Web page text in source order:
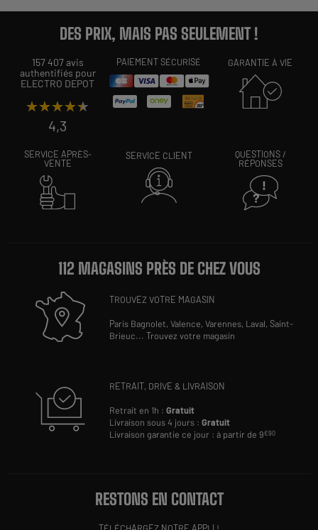
DES PRIX, MAIS PAS SEULEMENT !
157 407 avis
authentifiés pour
ELECTRO DEPOT
★★★★★
★★★★★
4,3
PAIEMENT SÉCURISÉ GARANTIE À VIE
SERVICE APRÈS-
VENTE
SERVICE CLIENT
QUESTIONS /
RÉPONSES
112 MAGASINS PRÈS DE CHEZ VOUS
TROUVEZ VOTRE MAGASIN
Paris Bagnolet,Valence,Varennes, Laval,Saint-
Brieuc...Trouvez votre magasin
RETRAIT, DRIVE & LIVRAISON
Retrait en 1h :Gratuit
Livraison sous 4 jours :Gratuit
Livraison garantie ce jour : à partir de 9€90
RESTONS EN CONTACT
TÉLÉCHARGEZ NOTRE APPLI !